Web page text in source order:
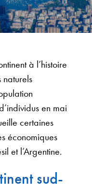
à l’histoire
en mai
certaines
économiques
et l’Argentine.
sud-